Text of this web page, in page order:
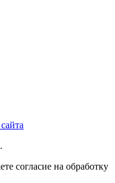
согласие на обработку